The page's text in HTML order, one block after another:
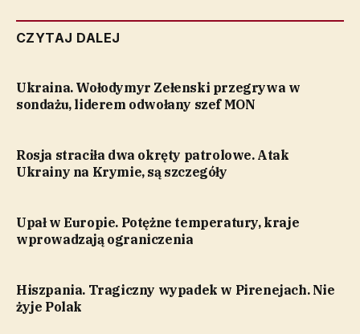
CZYTAJ DALEJ
Ukraina. Wołodymyr Zełenski przegrywa w
sondażu, liderem odwołany szef MON
Rosja straciła dwa okręty patrolowe. Atak
Ukrainy na Krymie, są szczegóły
Upał w Europie. Potężne temperatury, kraje
wprowadzają ograniczenia
Hiszpania. Tragiczny wypadek w Pirenejach. Nie
żyje Polak